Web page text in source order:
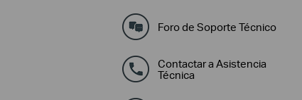
Foro de Soporte Técnico
Contactar a Asistencia
Técnica